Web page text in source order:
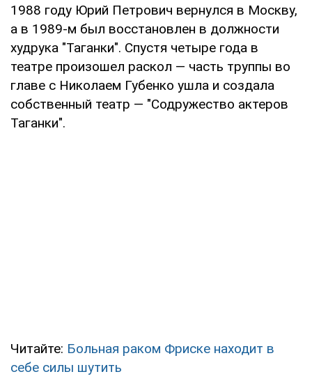
1988 году Юрий Петрович вернулся в Москву,
а в 1989-м был восстановлен в должности
худрука "Таганки". Спустя четыре года в
театре произошел раскол — часть труппы во
главе с Николаем Губенко ушла и создала
собственный театр — "Содружество актеров
Таганки".
Читайте: Больная раком Фриске находит в
себе силы шутить